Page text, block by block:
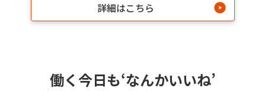
詳細はこちら
働く今日も‘なんかいいね’